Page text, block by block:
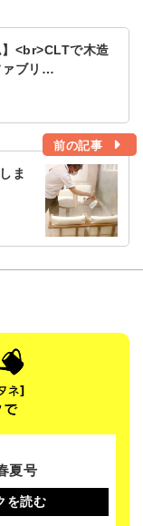
】<br>CLTで木造
ァブリ…
前の記事
ま
夏号
を読む